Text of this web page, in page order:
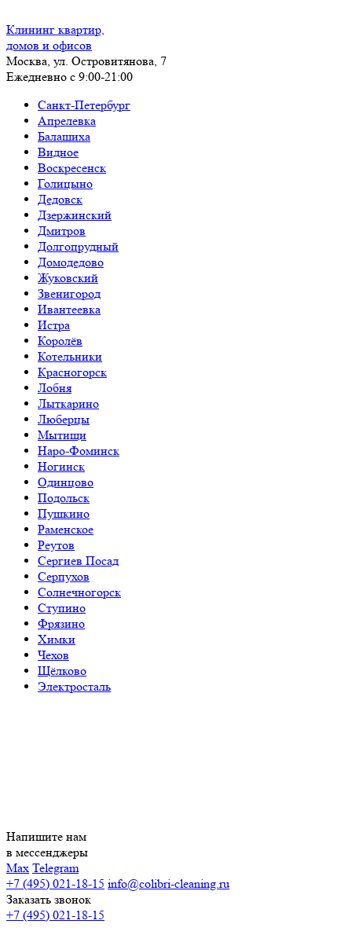
Клининг квартир,
домов и офисов
Москва, ул. Островитянова, 7
Ежедневно с 9:00-21:00
Санкт-Петербург
Апрелевка
Балашиха
Видное
Воскресенск
Голицыно
Дедовск
Дзержинский
Дмитров
Долгопрудный
Домодедово
Жуковский
Звенигород
Ивантеевка
Истра
Королёв
Котельники
Красногорск
Лобня
Лыткарино
Люберцы
Мытищи
Наро-Фоминск
Ногинск
Одинцово
Подольск
Пушкино
Раменское
Реутов
Сергиев Посад
Серпухов
Солнечногорск
Ступино
Фрязино
Химки
Чехов
Щёлково
Электросталь
Напишите нам
в мессенджеры
Max Telegram
+7 (495) 021-18-15 info@colibri-cleaning.ru
Заказать звонок
+7 (495) 021-18-15